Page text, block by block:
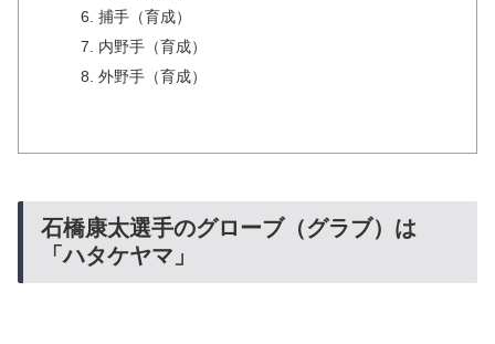
捕手（育成）
内野手（育成）
外野手（育成）
石橋康太選手のグローブ（グラブ）は
「ハタケヤマ」